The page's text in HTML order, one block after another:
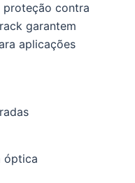
proteção contra
garantem
aplicações
óptica